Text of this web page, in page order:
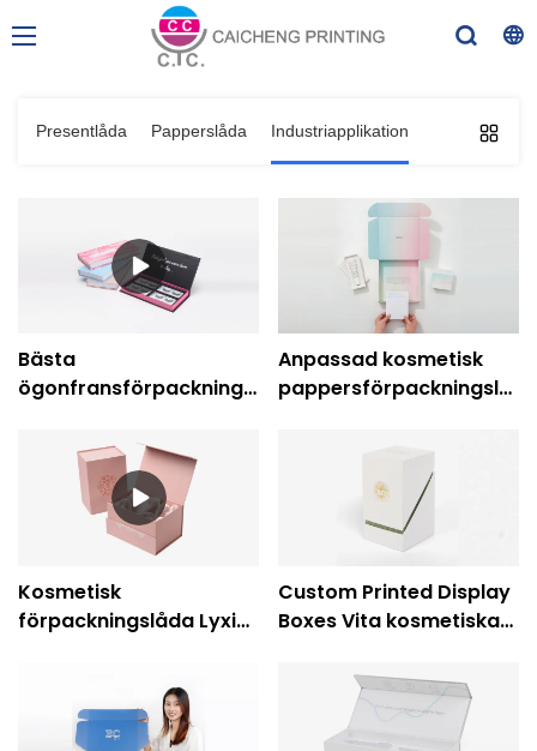
Presentlåda Papperslåda Industriapplikation
Bästa
ögonfransförpackningen
Presentförpackning
med PVC-fönster
kosmetiska Box
Company - Caicheng
Anpassad kosmetisk
pappersförpackningslåda
Kosmetisk
förpackningslåda Lyxig
Presentförpackning-
Caicheng-utskrift
Custom Printed Display
Boxes Vita kosmetiska